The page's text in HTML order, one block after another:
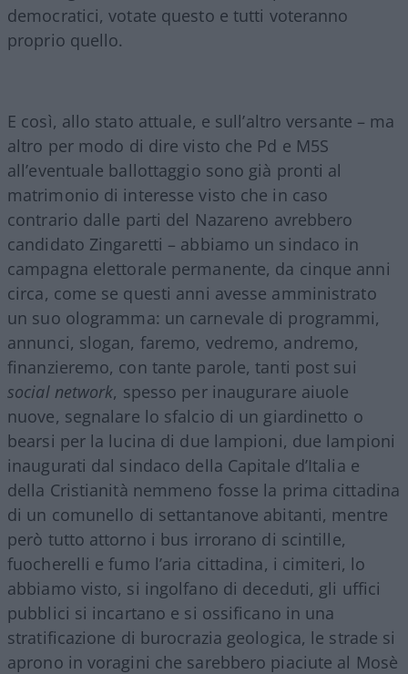
democratici, votate questo e tutti voteranno
proprio quello.
E così, allo stato attuale, e sull’altro versante – ma
altro per modo di dire visto che Pd e M5S
all’eventuale ballottaggio sono già pronti al
matrimonio di interesse visto che in caso
contrario dalle parti del Nazareno avrebbero
candidato Zingaretti – abbiamo un sindaco in
campagna elettorale permanente, da cinque anni
circa, come se questi anni avesse amministrato
un suo ologramma: un carnevale di programmi,
annunci, slogan, faremo, vedremo, andremo,
finanzieremo, con tante parole, tanti post sui
social network, spesso per inaugurare aiuole
nuove, segnalare lo sfalcio di un giardinetto o
bearsi per la lucina di due lampioni, due lampioni
inaugurati dal sindaco della Capitale d’Italia e
della Cristianità nemmeno fosse la prima cittadina
di un comunello di settantanove abitanti, mentre
però tutto attorno i bus irrorano di scintille,
fuocherelli e fumo l’aria cittadina, i cimiteri, lo
abbiamo visto, si ingolfano di deceduti, gli uffici
pubblici si incartano e si ossificano in una
stratificazione di burocrazia geologica, le strade si
aprono in voragini che sarebbero piaciute al Mosè